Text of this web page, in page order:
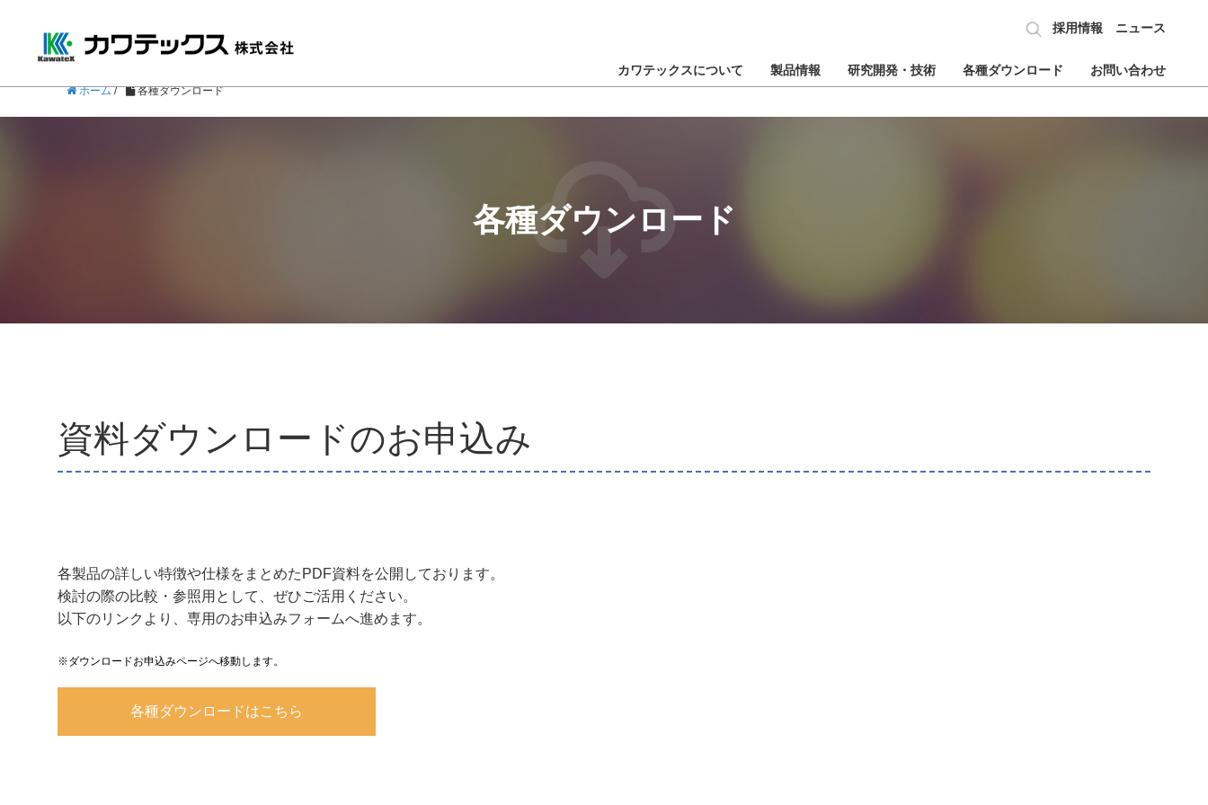
採用情報 ニュース
カワテックスについて 製品情報 研究開発・技術 各種ダウンロード お問い合わせ
ホーム/ 各種ダウンロード
各種ダウンロード
資料ダウンロードのお申込み
各製品の詳しい特徴や仕様をまとめたPDF資料を公開しております。
検討の際の比較・参照用として、ぜひご活用ください。
以下のリンクより、専用のお申込みフォームへ進めます。
※ダウンロードお申込みページへ移動します。
各種ダウンロードはこちら